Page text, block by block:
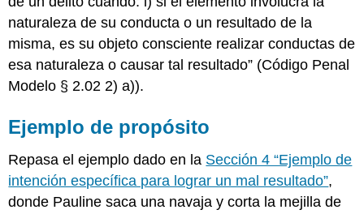
naturaleza de su conducta o un resultado de la
misma, es su objeto consciente realizar conductas de
esa naturaleza o causar tal resultado” (Código Penal
Modelo § 2.02 2) a)).
Ejemplo de propósito
Repasa el ejemplo dado en la Sección 4 “Ejemplo de
intención específica para lograr un mal resultado”,
donde Pauline saca una navaja y corta la mejilla de